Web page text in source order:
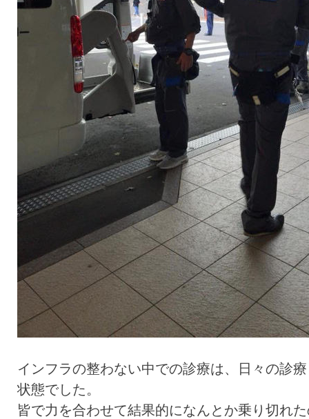
インフラの整わない中での診療は、日々の診
状態でした。
皆で力を合わせて結果的になんとか乗り切れ